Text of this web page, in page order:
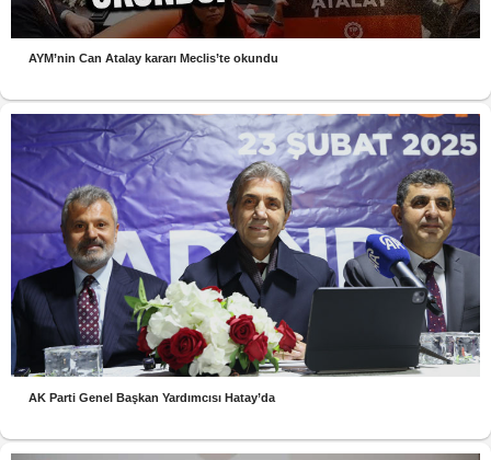
AYM’nin Can Atalay kararı Meclis’te okundu
AK Parti Genel Başkan Yardımcısı Hatay’da